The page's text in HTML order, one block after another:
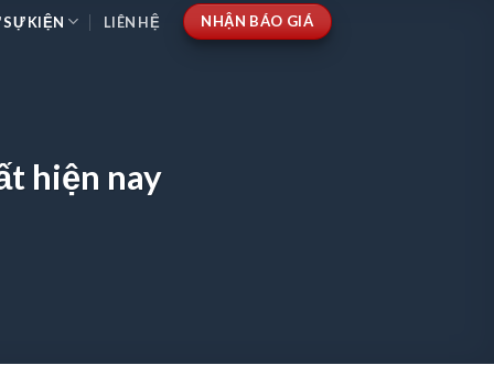
KIỆN LIÊN HỆ NHẬN BÁO GIÁ
hiện nay